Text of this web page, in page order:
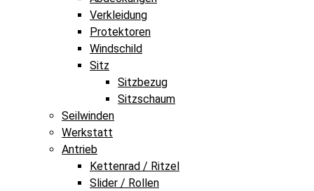
Verkleidung
Protektoren
Windschild
Sitz
Sitzbezug
Sitzschaum
Seilwinden
Werkstatt
Antrieb
Kettenrad / Ritzel
Slider / Rollen